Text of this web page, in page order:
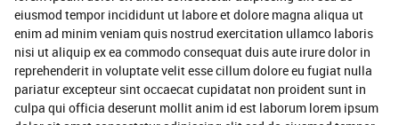
eiusmod tempor incididunt ut labore et dolore magna aliqua ut
enim ad minim veniam quis nostrud exercitation ullamco laboris
nisi ut aliquip ex ea commodo consequat duis aute irure dolor in
reprehenderit in voluptate velit esse cillum dolore eu fugiat nulla
pariatur excepteur sint occaecat cupidatat non proident sunt in
culpa qui officia deserunt mollit anim id est laborum lorem ipsum